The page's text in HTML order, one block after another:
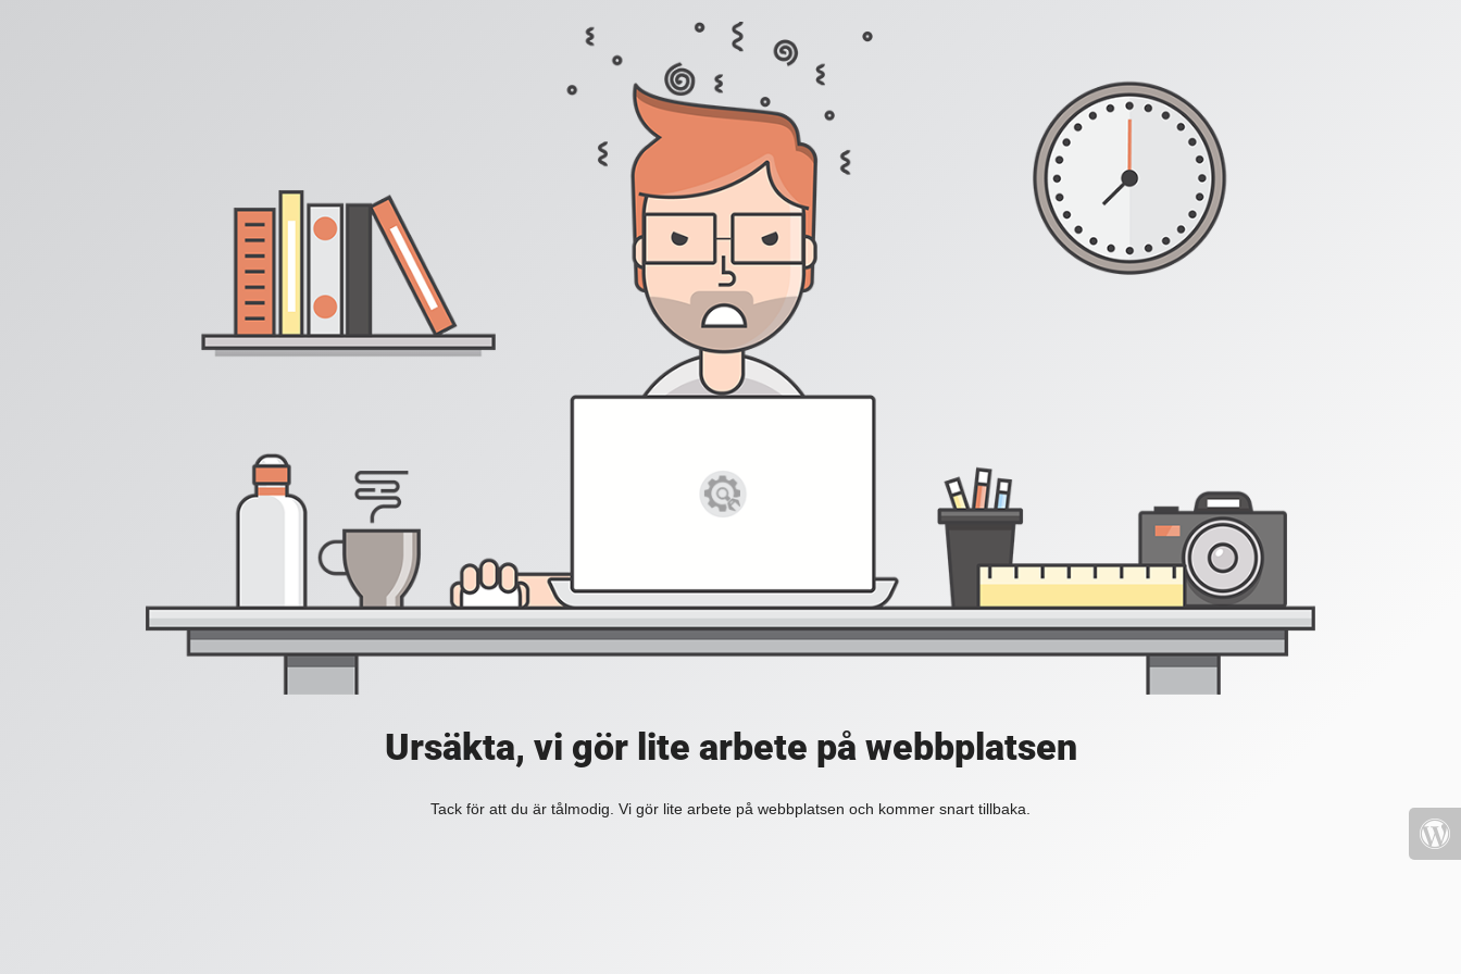
Ursäkta, vi gör lite arbete på webbplatsen
Tack för att du är tålmodig. Vi gör lite arbete på webbplatsen och kommer snart tillbaka.